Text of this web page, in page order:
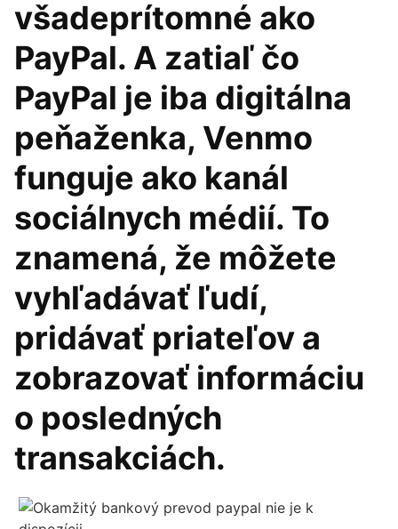
všadeprítomné ako
PayPal. A zatiaľ čo
PayPal je iba digitálna
peňaženka, Venmo
funguje ako kanál
sociálnych médií. To
znamená, že môžete
vyhľadávať ľudí,
pridávať priateľov a
zobrazovať informáciu
o posledných
transakciách.